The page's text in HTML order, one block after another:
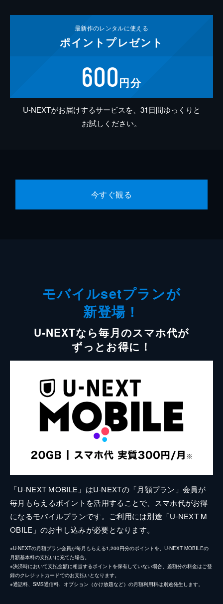
最新作のレンタルに使える
ポイント プレゼント
600円分
U-NEXTがお届けするサービスを、31日間ゆっくりと
お試しください。
今すぐ観る
モバイルsetプランが
新登場！
U-NEXTなら毎月のスマホ代が
ずっとお得に！
「U-NEXT MOBILE」はU-NEXTの「月額プラン」会員が
毎月もらえるポイントを活用することで、スマホ代がお得
になるモバイルプランです。ご利用には別途「U-NEXT M
OBILE」のお申し込みが必要となります。
※U-NEXTの月額プラン会員が毎月もらえる1,200円分のポイントを、U-NEXT MOBILEの
月額基本料の支払いに充てた場合。
※決済時において支払金額に相当するポイントを保有していない場合、差額分の料金はご登
録のクレジットカードでのお支払いとなります。
※通話料、SMS通信料、オプション（かけ放題など）の月額利用料は別途発生します。